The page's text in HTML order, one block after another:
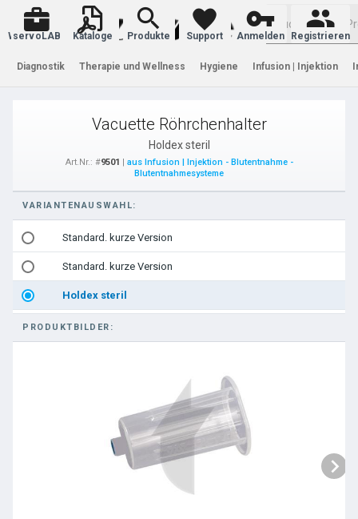
Warenkorb
servoLAB Kataloge Produkte Support Anmelden Registrieren
Diagnostik Therapie und Wellness Hygiene Infusion | Injektion
Vacuette Röhrchenhalter
Holdex steril
Art.Nr.: #9501 | aus Infusion | Injektion - Blutentnahme -
Blutentnahmesysteme
VARIANTENAUSWAHL:
Standard. kurze Version
Standard. kurze Version
Holdex steril
PRODUKTBILDER: